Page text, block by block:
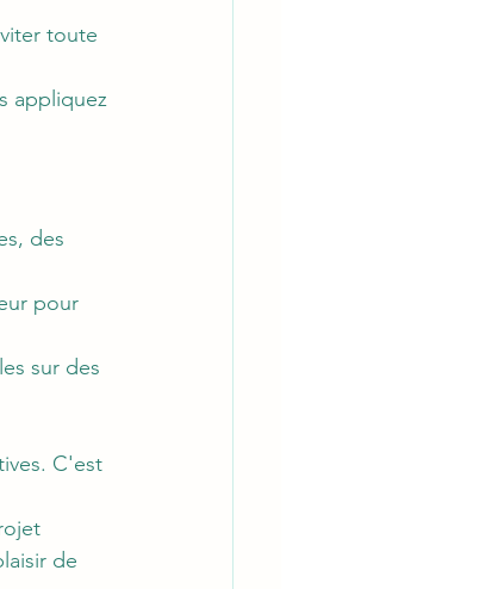
toute
appliquez
des
pour
sur des
C'est
de